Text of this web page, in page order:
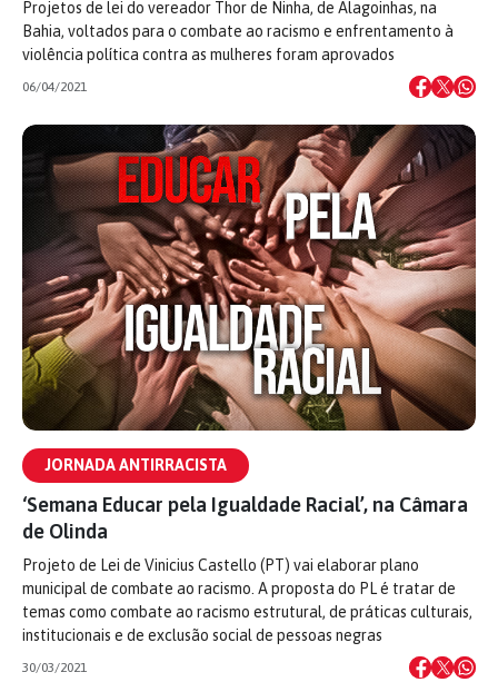
Projetos de lei do vereador Thor de Ninha, de Alagoinhas, na
Bahia, voltados para o combate ao racismo e enfrentamento à
violência política contra as mulheres foram aprovados
06/04/2021
JORNADA ANTIRRACISTA
‘Semana Educar pela Igualdade Racial’, na Câmara
de Olinda
Projeto de Lei de Vinicius Castello (PT) vai elaborar plano
municipal de combate ao racismo. A proposta do PL é tratar de
temas como combate ao racismo estrutural, de práticas culturais,
institucionais e de exclusão social de pessoas negras
30/03/2021